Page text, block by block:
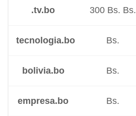
.tv.bo 300 Bs. Bs.
tecnologia.bo Bs.
bolivia.bo Bs.
empresa.bo Bs.